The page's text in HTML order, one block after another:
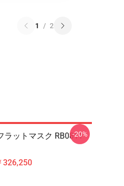
1 / 2
ラットマスク RB0811
326,250
-20%